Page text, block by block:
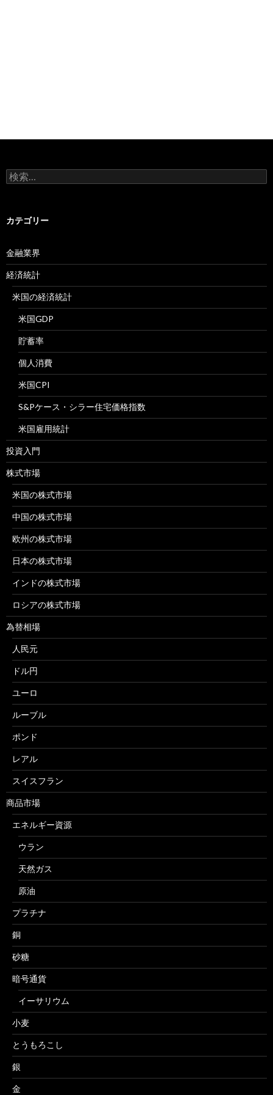
検
索:
カテゴリー
金融業界
経済統計
米国の経済統計
米国GDP
貯蓄率
個人消費
米国CPI
S&Pケース・シラー住宅価格指数
米国雇用統計
投資入門
株式市場
米国の株式市場
中国の株式市場
欧州の株式市場
日本の株式市場
インドの株式市場
ロシアの株式市場
為替相場
人民元
ドル円
ユーロ
ルーブル
ポンド
レアル
スイスフラン
商品市場
エネルギー資源
ウラン
天然ガス
原油
プラチナ
銅
砂糖
暗号通貨
イーサリウム
小麦
とうもろこし
銀
金